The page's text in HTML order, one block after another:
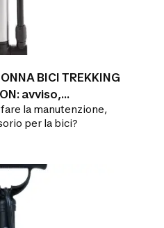
BICI TREKKING
avviso,
la manutenzione,
per la bici?